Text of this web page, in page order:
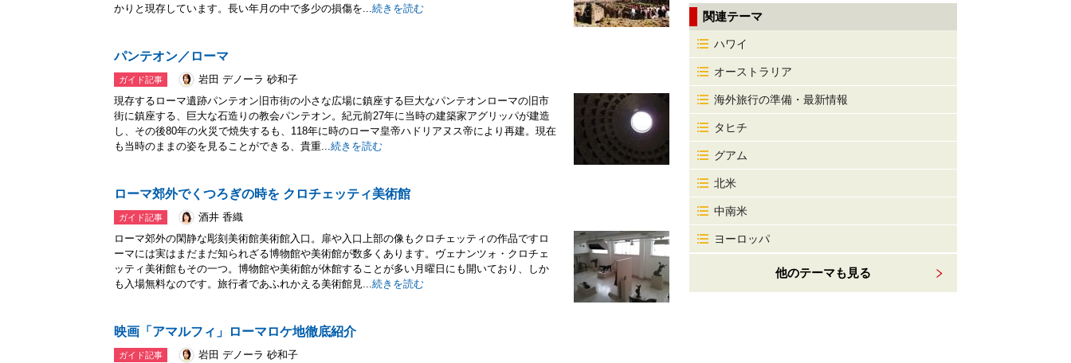
かりと現存しています。長い年月の中で多少の損傷を...続きを読む
パンテオン／ローマ
ガイド記事
岩田 デノーラ 砂和子
現存するローマ遺跡パンテオン旧市街の小さな広場に鎮座する巨大なパンテオンローマの旧市
街に鎮座する、巨大な石造りの教会パンテオン。紀元前27年に当時の建築家アグリッパが建造
し、その後80年の火災で焼失するも、118年に時のローマ皇帝ハドリアヌス帝により再建。現在
も当時のままの姿を見ることができる、貴重...続きを読む
ローマ郊外でくつろぎの時を クロチェッティ美術館
ガイド記事
酒井 香織
ローマ郊外の閑静な彫刻美術館美術館入口。扉や入口上部の像もクロチェッティの作品ですロ
ーマには実はまだまだ知られざる博物館や美術館が数多くあります。ヴェナンツォ・クロチェ
ッティ美術館もその一つ。博物館や美術館が休館することが多い月曜日にも開いており、しか
も入場無料なのです。旅行者であふれかえる美術館見...続きを読む
映画「アマルフィ」ローマロケ地徹底紹介
ガイド記事
岩田 デノーラ 砂和子
関連テーマ
ハワイ
オーストラリア
海外旅行の準備・最新情報
タヒチ
グアム
北米
中南米
ヨーロッパ
他のテーマも見る